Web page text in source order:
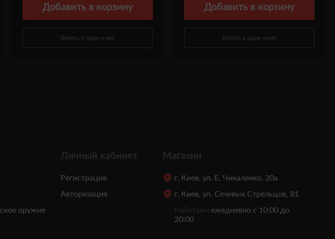
Добавить в корзину
Купить в один клик
Добавить в корзину
Купить в один клик
оружие
Личный кабинет
Регистрация
Авторизация
Магазин
г. Киев, ул. Е. Чикаленко, 20а
г. Киев, ул. Сечевых Стрельцов, 81
Работаем ежедневно с 10:00 до
20:00